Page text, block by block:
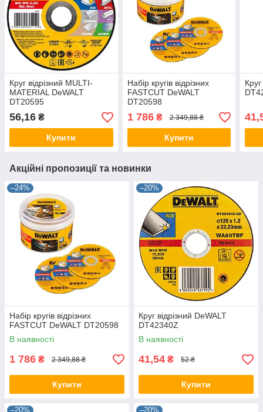
Круг відрізний MULTI-
MATERIAL DeWALT
DT20595
56,16 ₴
Купити
Набір кругів відрізних
FASTCUT DeWALT
DT20598
1 786₴ 2 349,88 ₴
Купити
Акційні пропозиції та новинки
–24%
Набір кругів відрізних
FASTCUT DeWALT DT20598
В наявності
1 786 ₴ 2 349,88 ₴
Купити
–20%
Круг відрізний DeWALT
DT42340Z
В наявності
41,54 ₴ 52 ₴
Купити
–20% –20%